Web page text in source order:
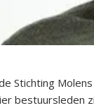
Stichting
bestuursleden